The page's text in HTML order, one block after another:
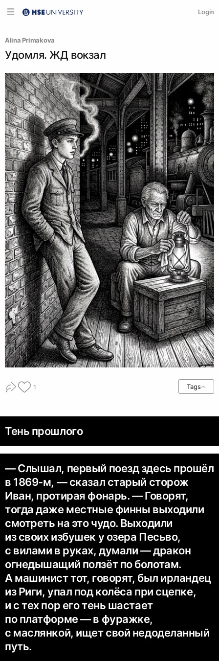
Login
Alina Primakova
Удомля. ЖД вокзал
1 Tags
Тень прошлого
— Слышал, первый поезд здесь прошёл
в 1869-м, — сказал старый сторож
Иван, протирая фонарь. — Говорят,
тогда даже местные финны выходили
смотреть на это чудо. Выходили
из своих избушек у озера Песьво,
с вилами в руках, думали — дракон
огнедышащий ползёт по болотам.
А машинист тот, говорят, был ирландец
из Риги, упал под колёса при сцепке,
и с тех пор его тень шастает
по платформе — в фуражке,
с маслянкой, ищет свой недоделанный
путь.